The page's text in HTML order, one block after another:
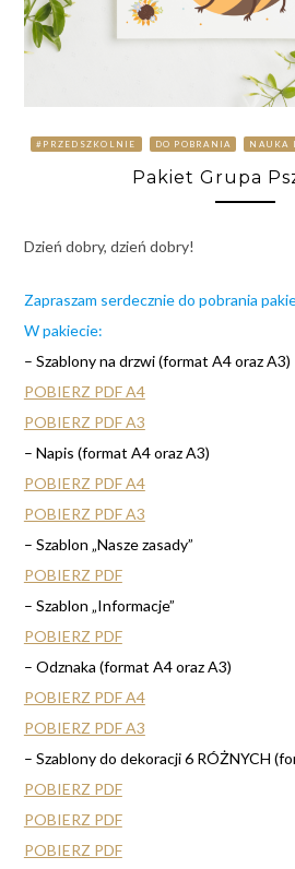
#PRZEDSZKOLNIE DO POBRANIA NAUKA
Pakiet Grupa
Dzień dobry, dzień dobry!
Zapraszam serdecznie do pobrania
W pakiecie:
– Szablony na drzwi (format A4 oraz A3)
POBIERZ PDF A4
POBIERZ PDF A3
– Napis (format A4 oraz A3)
POBIERZ PDF A4
POBIERZ PDF A3
– Szablon „Nasze zasady”
POBIERZ PDF
– Szablon „Informacje”
POBIERZ PDF
– Odznaka (format A4 oraz A3)
POBIERZ PDF A4
POBIERZ PDF A3
– Szablony do dekoracji 6 RÓŻNYCH
POBIERZ PDF
POBIERZ PDF
POBIERZ PDF